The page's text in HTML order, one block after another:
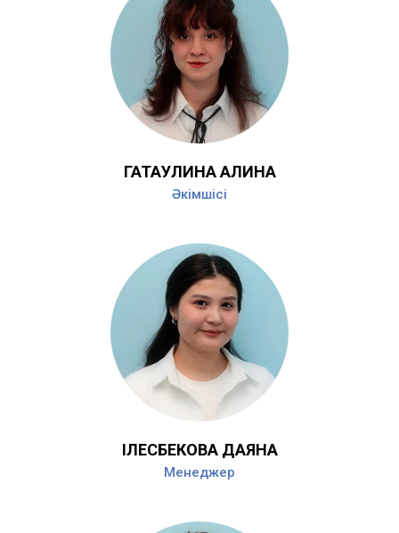
ГАТАУЛИНА АЛИНА
Әкімшісі
ІЛЕСБЕКОВА ДАЯНА
Менеджер